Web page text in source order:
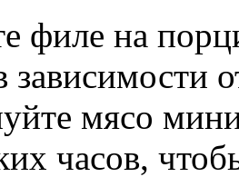
филе на
мясо
часов,